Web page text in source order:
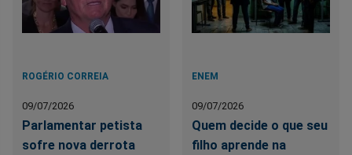
ROGÉRIO CORREIA
09/07/2026
Parlamentar petista
sofre nova derrota
ENEM
09/07/2026
Quem decide o que seu
filho aprende na